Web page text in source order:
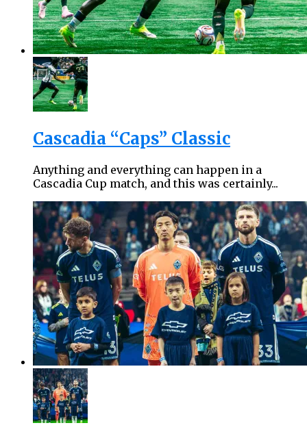
Cascadia “Caps” Classic
Anything and everything can happen in a
Cascadia Cup match, and this was certainly...